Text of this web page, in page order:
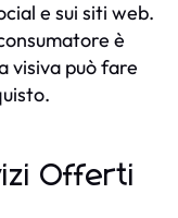
e sui siti web.
è
visiva può fare
Offerti